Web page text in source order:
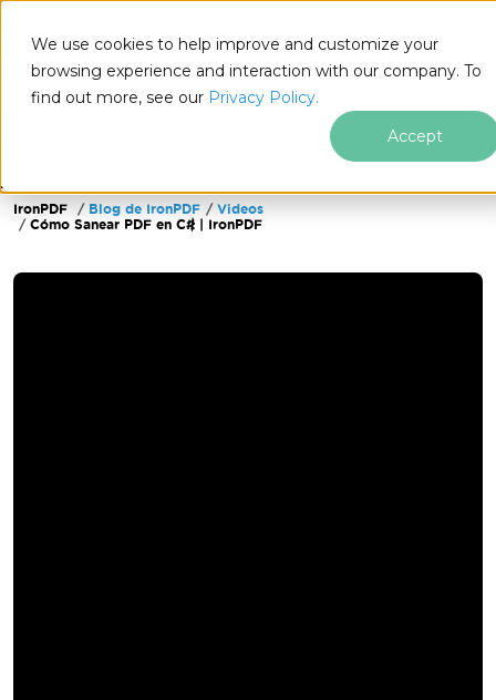
We use cookies to help improve and customize your
browsing experience and interaction with our company. To
find out more, see our Privacy Policy.
Accept
Saltar al pie de página
IronPDF Blog de IronPDF
Videos
Cómo Sanear PDF en C# | IronPDF